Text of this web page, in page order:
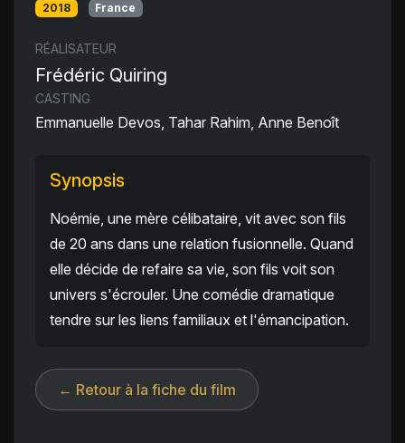
2018 France
RÉALISATEUR
Frédéric Quiring
CASTING
Emmanuelle Devos, Tahar Rahim, Anne Benoît
Synopsis
Noémie, une mère célibataire, vit avec son fils
de 20 ans dans une relation fusionnelle. Quand
elle décide de refaire sa vie, son fils voit son
univers s'écrouler. Une comédie dramatique
tendre sur les liens familiaux et l'émancipation.
← Retour à la fiche du film